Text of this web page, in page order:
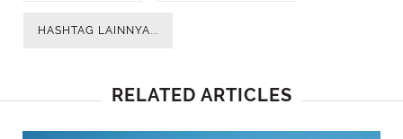
HASHTAG LAINNYA...
RELATED ARTICLES